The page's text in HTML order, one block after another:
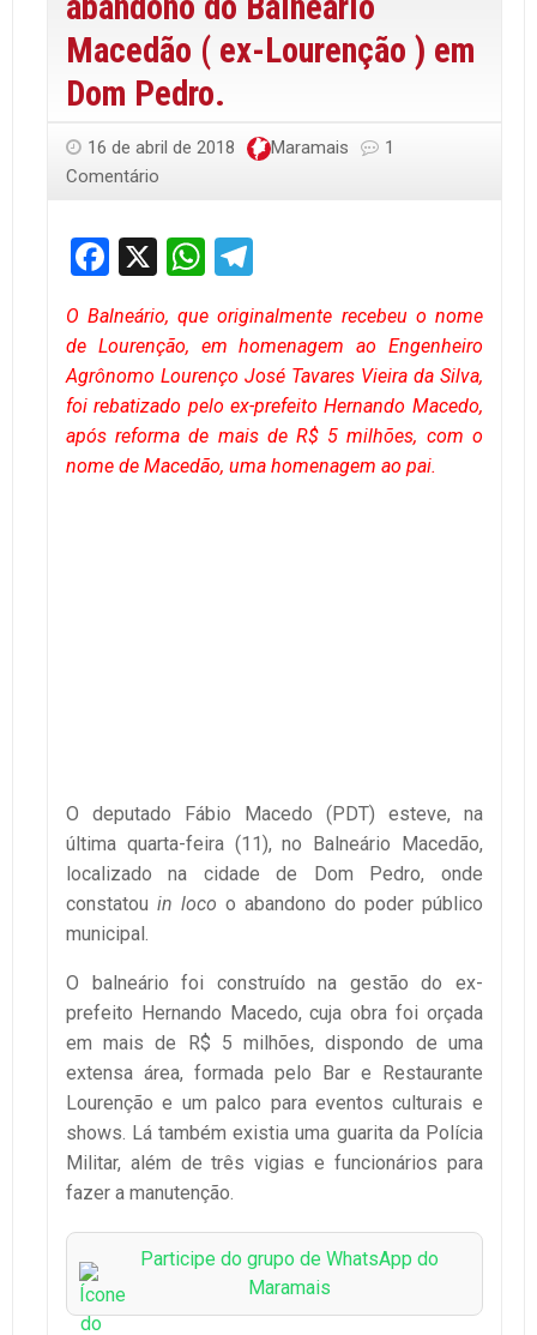
Macedão ( ex-Lourenção ) em
Dom Pedro.
16 de abril de 2018 Maramais
1
Comentário
Facebook
X WhatsApp
O Balneário, que originalmente recebeu o nome
de Lourenção, em homenagem ao Engenheiro
Agrônomo Lourenço José Tavares Vieira da Silva,
foi rebatizado pelo ex-prefeito Hernando Macedo,
após reforma de mais de R$ 5 milhões, com o
nome de Macedão, uma homenagem ao pai.
O deputado Fábio Macedo (PDT) esteve, na
última quarta-feira (11), no Balneário Macedão,
localizado na cidade de Dom Pedro, onde
constatou in loco o abandono do poder público
municipal.
O balneário foi construído na gestão do ex-
prefeito Hernando Macedo, cuja obra foi orçada
em mais de R$ 5 milhões, dispondo de uma
extensa área, formada pelo Bar e Restaurante
Lourenção e um palco para eventos culturais e
shows. Lá também existia uma guarita da Polícia
Militar, além de três vigias e funcionários para
fazer a manutenção.
Participe do grupo de WhatsApp do
Maramais